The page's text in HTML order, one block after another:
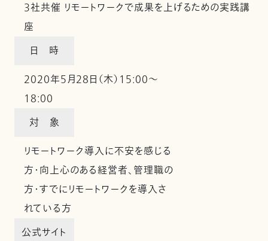
3社共催 リモートワークで成果を上げるための実践講
座
日 時
2020年5月28日（木）15:00～
18:00
対 象
リモートワーク導入に不安を感じる
方・向上心のある経営者、管理職の
方・すでにリモートワークを導入さ
れている方
公式サイト